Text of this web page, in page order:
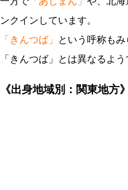
ンクインしています。
「きんつば」
という呼称も
「きんつば」とは異なるよう
《出身地域別：関東地方》